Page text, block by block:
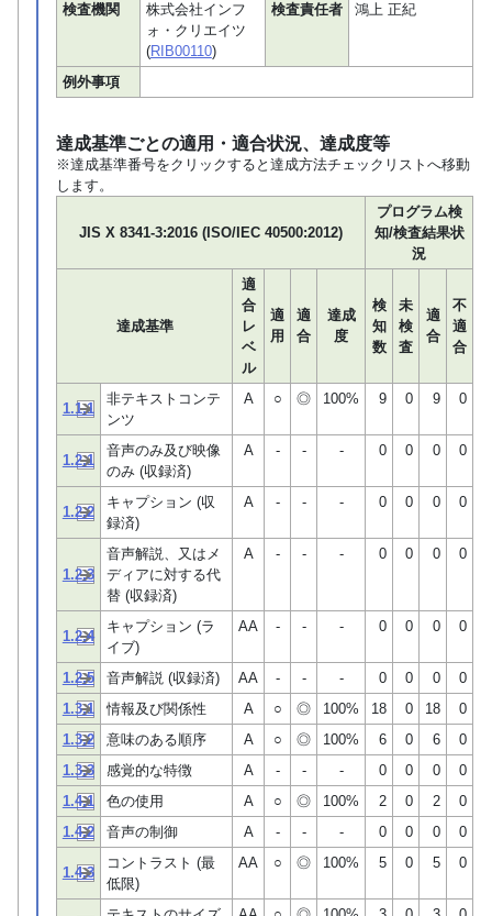
検査機関
株式会社インフ
ォ・クリエイツ
(RIB00110)
検査責任者 鴻上 正紀
例外事項
達成基準ごとの適用・適合状況、達成度等
※達成基準番号をクリックすると達成方法チェックリストへ移動
します。
JIS X 8341-3:2016 (ISO/IEC 40500:2012)
プログラム検
知/検査結果状
況
達成基準
適
合
レ
ベ
ル
適
用
適
合
達成
度
検
知
数
未
検
査
適
合
不
適
合
1.1.1
非テキストコンテ
ンツ
A ○ ◎ 100% 9 0 9 0
1.2.1
音声のみ及び映像
のみ (収録済)
A - - - 0 0 0 0
1.2.2
キャプション (収
録済)
A - - - 0 0 0 0
1.2.3
音声解説、又はメ
ディアに対する代
替 (収録済)
A - - - 0 0 0 0
1.2.4
キャプション (ラ
イブ)
AA - - - 0 0 0 0
1.2.5 音声解説 (収録済) AA - - - 0 0 0
0
1.3.1
情報及び関係性 A ○ ◎ 100% 18 0 18
0
1.3.2
意味のある順序 A ○ ◎ 100% 6 0 6
0
1.3.3
感覚的な特徴 A - - - 0 0 0
0
1.4.1
色の使用 A ○ ◎ 100% 2 0 2
0
1.4.2
音声の制御 A - - - 0 0 0 0
1.4.3
コントラスト (最
低限)
AA ○ ◎ 100% 5 0 5 0